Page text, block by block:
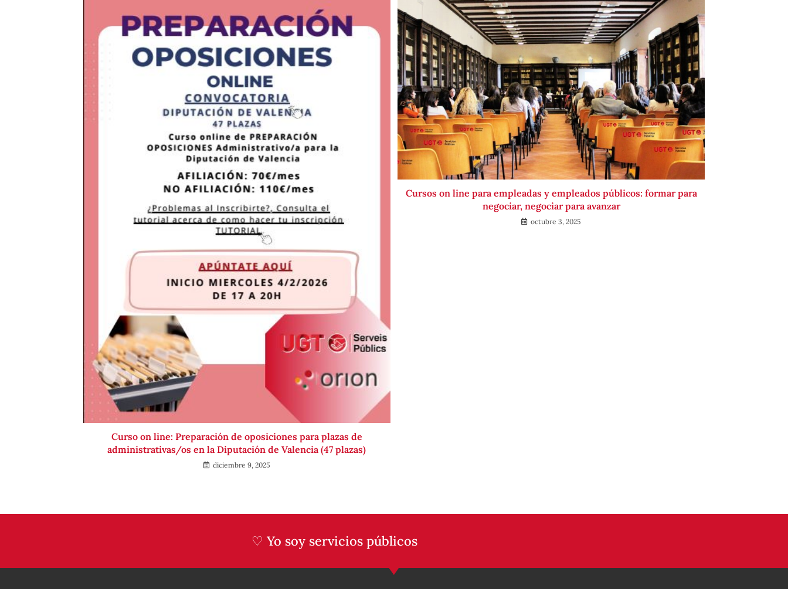
Curso on line: Preparación de oposiciones para plazas de
administrativas/os en la Diputación de Valencia (47 plazas)
diciembre 9, 2025
Cursos on line para empleadas y empleados públicos: formar para
negociar, negociar para avanzar
octubre 3, 2025
♡ Yo soy servicios públicos